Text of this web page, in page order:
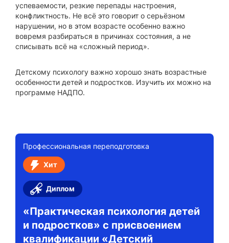
успеваемости, резкие перепады настроения,
конфликтность. Не всё это говорит о серьёзном
нарушении, но в этом возрасте особенно важно
вовремя разбираться в причинах состояния, а не
списывать всё на «сложный период».
Детскому психологу важно хорошо знать возрастные
особенности детей и подростков. Изучить их можно на
программе НАДПО.
Профессиональная переподготовка
Хит
Диплом
«Практическая психология детей
и подростков» с присвоением
квалификации «Детский